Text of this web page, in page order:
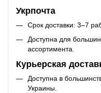
Укрпочта
Срок доставки: 3–7
Доступна для
ассортимента.
Курьерская
Доступна в
Украины.